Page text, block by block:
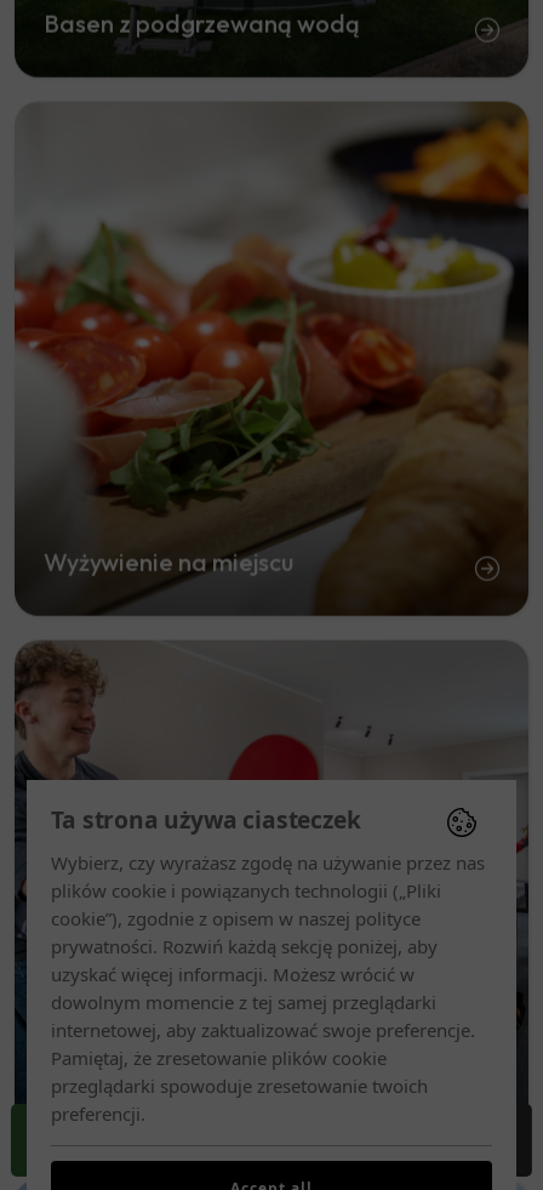
Wyżywienie na miejscu
Wypoczynek dla aktywnych rodzin
REZERWUJ DOJAZD ZADZWOŃ MENU
Ta strona używa ciasteczek
Wybierz, czy wyrażasz zgodę na używanie przez nas
plików cookie i powiązanych technologii („Pliki
cookie”), zgodnie z opisem w naszej polityce
prywatności. Rozwiń każdą sekcję poniżej, aby
uzyskać więcej informacji. Możesz wrócić w
dowolnym momencie z tej samej przeglądarki
internetowej, aby zaktualizować swoje preferencje.
Pamiętaj, że zresetowanie plików cookie
przeglądarki spowoduje zresetowanie twoich
preferencji.